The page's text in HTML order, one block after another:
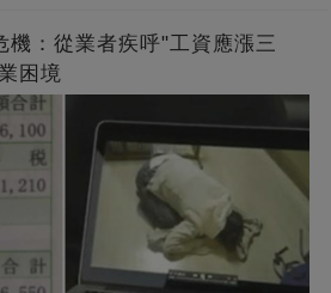
機：從業者疾呼"工資應漲三
困境